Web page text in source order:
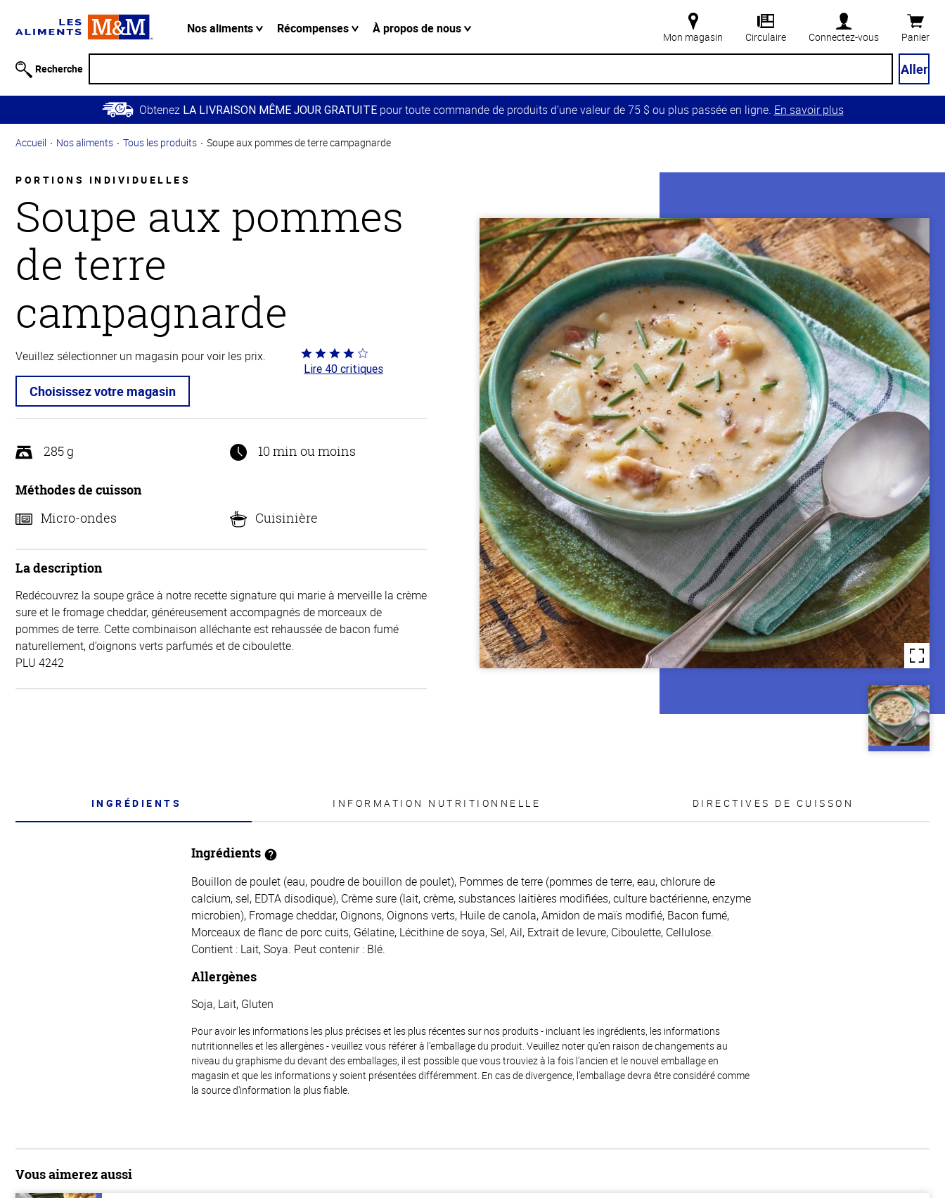
relative à
Passer
contenu
Retour à
principale
Nos aliments Récompenses À propos de nous
Mon magasin Circulaire Connectez-vous Panier
Recherche Aller
Obtenez LA LIVRAISON MÊME JOUR GRATUITEpour toute commande de produits d’une valeur de 75 $ ou plus passée en ligne. En savoir plus
Accueil Nos aliments Tous les produits Soupe aux pommes de terre campagnarde
PORTIONS INDIVIDUELLES
Soupe aux pommes
de terre
campagnarde
Veuillez sélectionner un magasin pour voir les prix.
Choisissez votre magasin
Coté
4.1 sur
Lire 40 critiques
285 g 10 min ou moins
Méthodes de cuisson
Micro-ondes
Cuisinière
La description
Redécouvrez la soupe grâce à notre recette signature qui marie à merveille la crème
sure et le fromage cheddar, généreusement accompagnés de morceaux de
pommes de terre. Cette combinaison alléchante est rehaussée de bacon fumé
naturellement, d’oignons verts parfumés et de ciboulette.
PLU 4242
INGRÉDIENTS INFORMATION NUTRITIONNELLE DIRECTIVES DE CUISSON
Ingrédients
Bouillon de poulet (eau, poudre de bouillon de poulet), Pommes de terre (pommes de terre, eau, chlorure de
calcium, sel, EDTA disodique), Crème sure (lait, crème, substances laitières modifiées, culture bactérienne, enzyme
microbien), Fromage cheddar, Oignons, Oignons verts, Huile de canola, Amidon de maïs modifié, Bacon fumé,
Morceaux de flanc de porc cuits, Gélatine, Lécithine de soya, Sel, Ail, Extrait de levure, Ciboulette, Cellulose.
Contient : Lait, Soya. Peut contenir : Blé.
Allergènes
Soja, Lait, Gluten
Pour avoir les informations les plus précises et les plus récentes sur nos produits - incluant les ingrédients, les informations
nutritionnelles et les allergènes - veuillez vous référer à l’emballage du produit. Veuillez noter qu’en raison de changements au
niveau du graphisme du devant des emballages, il est possible que vous trouviez à la fois l’ancien et le nouvel emballage en
magasin et que les informations y soient présentées différemment. En cas de divergence, l’emballage devra être considéré comme
la source d'information la plus fiable.
Vous aimerez aussi